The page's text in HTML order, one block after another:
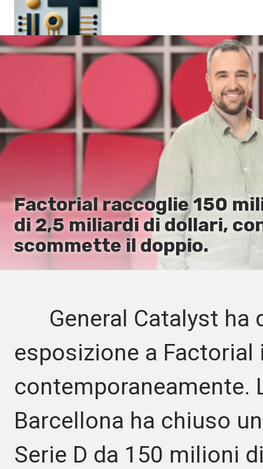
Главная
Factorial raccoglie 150
di 2,5 miliardi di dollari,
scommette il doppio.
General Catalyst ha
esposizione a Factorial
contemporaneamente.
Barcellona ha chiuso
Serie D da 150 milioni